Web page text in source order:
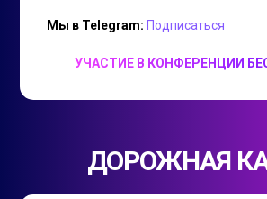
Мы в Telegram: Подписаться
УЧАСТИЕ В КОНФЕРЕНЦИИ
ДОРОЖНАЯ